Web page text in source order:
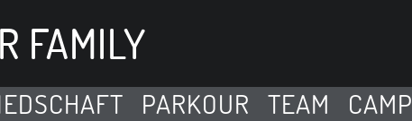
FAMILY
PARKOUR TEAM CAMP